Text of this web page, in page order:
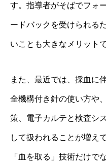
す。指導者がそばでフォ
ードバックを受けられる
いことも大きなメリットで
また、最近では、採血に
全機構付き針の使い方や
策、電子カルテと検査シ
して扱われることが増え
「血を取る」技術だけで